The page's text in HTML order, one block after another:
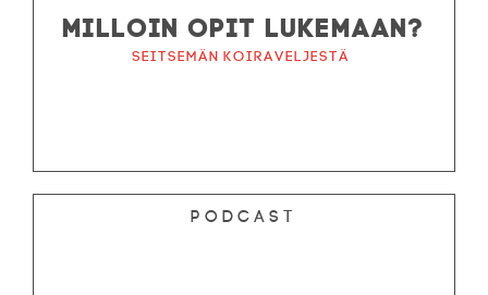
MILLOIN OPIT LUKEMAAN?
Seitsemän koiraveljestä
Podcast